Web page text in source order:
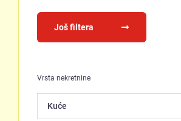
Još filtera
Vrsta nekretnine